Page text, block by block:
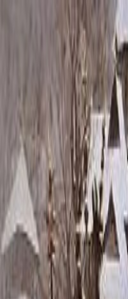
Блог Гарантия
Услуги
Контакты
Скидка 5.00% на Надгробные плиты
Скидка 5.00% на Надгробные плиты
Памятник ММ/D-6000
Памятники По форме